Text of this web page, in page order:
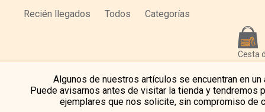
Recién llegados Todos Categorías
Cesta
Algunos de nuestros artículos se encuentran en un
Puede avisarnos antes de visitar la tienda y tendremos
ejemplares que nos solicite, sin compromiso de